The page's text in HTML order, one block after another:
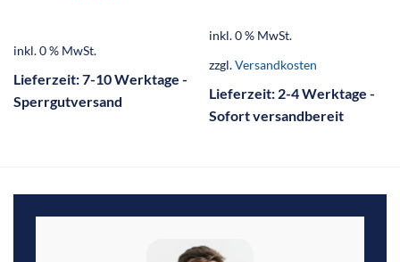
inkl. 0 % MwSt.
Lieferzeit:7-10 Werktage -
Sperrgutversand
inkl. 0 % MwSt.
zzgl.Versandkosten
Lieferzeit: 2-4 Werktage -
Sofort versandbereit